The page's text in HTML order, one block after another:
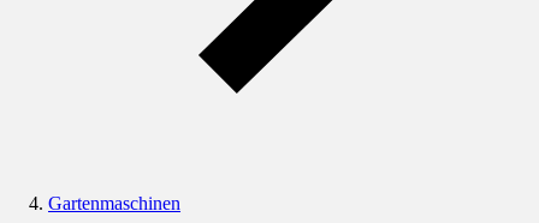
Gartenmaschinen